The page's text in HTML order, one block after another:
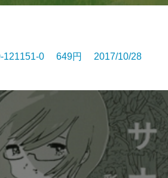
121151-0 649円 2017/10/28